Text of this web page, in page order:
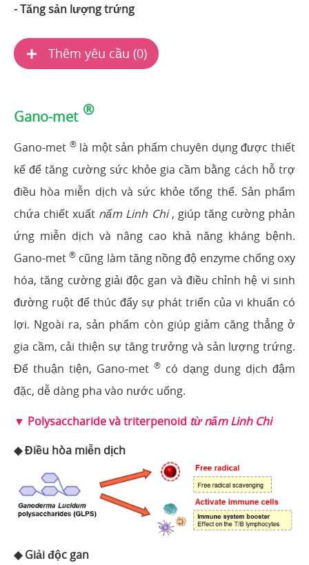
- Tăng sản lượng trứng
Thêm yêu cầu (0)
Gano-met ®
Gano-met ®là một sản phẩm chuyên dụng được thiết
kế để tăng cường sức khỏe gia cầm bằng cách hỗ trợ
điều hòa miễn dịch và sức khỏe tổng thể. Sản phẩm
chứa chiết xuất nấm Linh Chi, giúp tăng cường phản
ứng miễn dịch và nâng cao khả năng kháng bệnh.
Gano-met® cũng làm tăng nồng độ enzyme chống oxy
hóa, tăng cường giải độc gan và điều chỉnh hệ vi sinh
đường ruột để thúc đẩy sự phát triển của vi khuẩn có
lợi. Ngoài ra, sản phẩm còn giúp giảm căng thẳng ở
gia cầm, cải thiện sự tăng trưởng và sản lượng trứng.
Để thuận tiện, Gano-met ® có dạng dung dịch đậm
đặc, dễ dàng pha vào nước uống.
▼ Polysaccharide và triterpenoid từ nấm Linh Chi
◆ Điều hòa miễn dịch
◆ Giải độc gan